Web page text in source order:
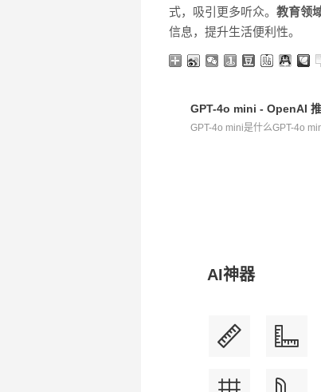
式，吸引更多听众。 教育领
信息，提升生活便利性。
GPT-4o mini - OpenAI
GPT-4o mini是什么GPT-4o
AI神器